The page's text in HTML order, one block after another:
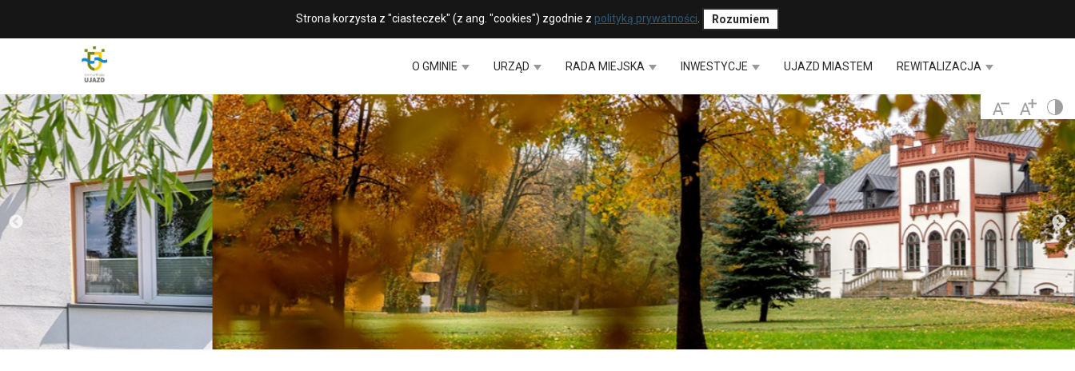
Strona korzysta z "ciasteczek" (z ang. "cookies") zgodnie z polityką prywatności Rozumiem
O GMINIE URZĄD RADA MIEJSKA INWESTYCJE UJAZD MIASTEM REWITALIZACJA